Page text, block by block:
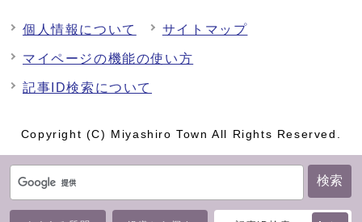
検索
個人情報について サイトマップ
マイページの機能の使い方
記事ID検索について
Copyright (C) Miyashiro Town All Rights Reserved.